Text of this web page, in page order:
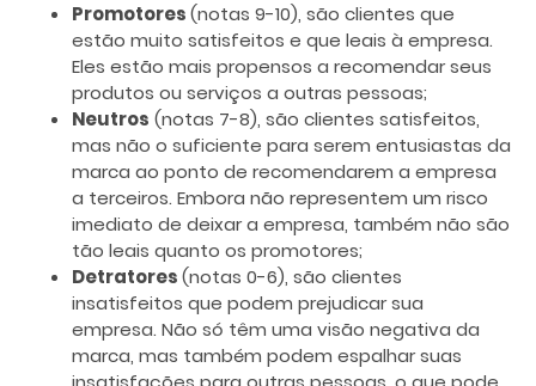
Promotores(notas 9-10), são clientes que
estão muito satisfeitos e que leais à empresa.
Eles estão mais propensos a recomendar seus
produtos ou serviços a outras pessoas;
Neutros (notas 7-8), são clientes satisfeitos,
mas não o suficiente para serem entusiastas da
marca ao ponto de recomendarem a empresa
a terceiros. Embora não representem um risco
imediato de deixar a empresa, também não são
tão leais quanto os promotores;
Detratores(notas 0-6), são clientes
insatisfeitos que podem prejudicar sua
empresa. Não só têm uma visão negativa da
marca, mas também podem espalhar suas